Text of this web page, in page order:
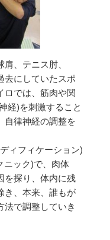
、テニス肘、
去にしていたスポ
ロでは、筋肉や関
経)を刺激すること
自律神経の調整を
ィフィケーション)
ニック)で、肉体
を探り、体内に残
き、本来、誰もが
法で調整していき